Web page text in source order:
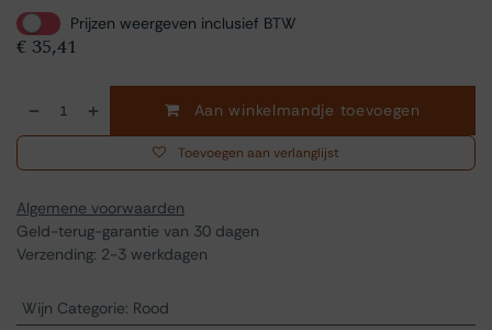
Prijzen weergeven inclusief BTW
€ 35,41
Aan winkelmandje toevoegen
Toevoegen aan verlanglijst
Algemene voorwaarden
Geld-terug-garantie van 30 dagen
Verzending: 2-3 werkdagen
Wijn Categorie: Rood